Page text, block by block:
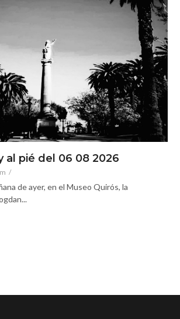
al pié del 06 08 2026
/
de ayer, en el Museo Quirós, la